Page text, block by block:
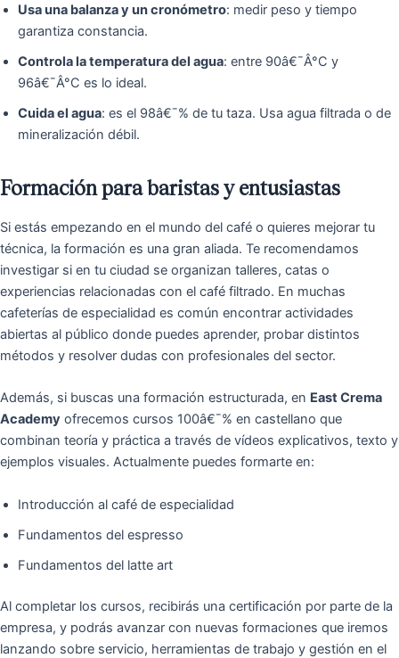
Usa una balanza y un cronómetro: medir peso y tiempo
garantiza constancia.
Controla la temperatura del agua: entre 90â€¯Â°C y
96â€¯Â°C es lo ideal.
Cuida el agua: es el 98â€¯% de tu taza. Usa agua filtrada o de
mineralización débil.
Formación para baristas y entusiastas
Si estás empezando en el mundo del café o quieres mejorar tu
técnica, la formación es una gran aliada. Te recomendamos
investigar si en tu ciudad se organizan talleres, catas o
experiencias relacionadas con el café filtrado. En muchas
cafeterías de especialidad es común encontrar actividades
abiertas al público donde puedes aprender, probar distintos
métodos y resolver dudas con profesionales del sector.
Además, si buscas una formación estructurada, en East Crema
Academy ofrecemos cursos 100â€¯% en castellano que
combinan teoría y práctica a través de vídeos explicativos, texto y
ejemplos visuales. Actualmente puedes formarte en:
Introducción al café de especialidad
Fundamentos del espresso
Fundamentos del latte art
Al completar los cursos, recibirás una certificación por parte de la
empresa, y podrás avanzar con nuevas formaciones que iremos
lanzando sobre servicio, herramientas de trabajo y gestión en el